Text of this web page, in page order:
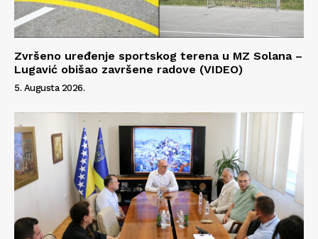
Zvršeno uređenje sportskog terena u MZ Solana –
Lugavić obišao završene radove (VIDEO)
5. Augusta 2026.